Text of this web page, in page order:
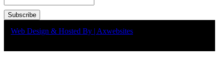
Web Design & Hosted By | Axwebsites